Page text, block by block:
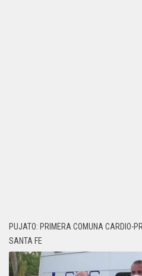
PUJATO: PRIMERA COMUNA CARDIO-
SANTA FE